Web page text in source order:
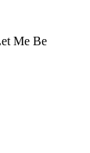
Me Be